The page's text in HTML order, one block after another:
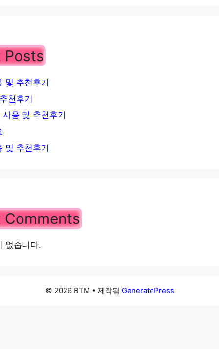
Posts
및 추천후기
천후기
용 및 추천후기
및 추천후기
Comments
없습니다.
© 2026 BTM • 제작됨 GeneratePress